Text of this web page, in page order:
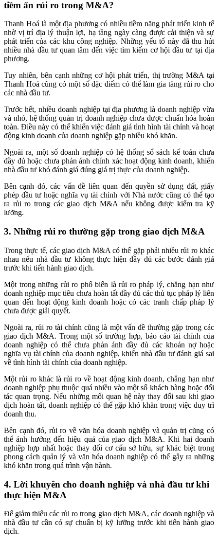
tiềm ẩn rủi ro trong M&A?
Thanh Hoá là một địa phương có nhiều tiềm năng phát triển kinh tế
nhờ vị trí địa lý thuận lợi, hạ tầng ngày càng được cải thiện và sự
phát triển của các khu công nghiệp. Những yếu tố này đã thu hút
nhiều nhà đầu tư quan tâm đến việc tìm kiếm cơ hội đầu tư tại địa
phương.
Tuy nhiên, bên cạnh những cơ hội phát triển, thị trường M&A tại
Thanh Hoá cũng có một số đặc điểm có thể làm gia tăng rủi ro cho
các nhà đầu tư.
Trước hết, nhiều doanh nghiệp tại địa phương là doanh nghiệp vừa
và nhỏ, hệ thống quản trị doanh nghiệp chưa được chuẩn hóa hoàn
toàn. Điều này có thể khiến việc đánh giá tình hình tài chính và hoạt
động kinh doanh của doanh nghiệp gặp nhiều khó khăn.
Ngoài ra, một số doanh nghiệp có hệ thống sổ sách kế toán chưa
đầy đủ hoặc chưa phản ánh chính xác hoạt động kinh doanh, khiến
nhà đầu tư khó đánh giá đúng giá trị thực của doanh nghiệp.
Bên cạnh đó, các vấn đề liên quan đến quyền sử dụng đất, giấy
phép đầu tư hoặc nghĩa vụ tài chính với Nhà nước cũng có thể tạo
ra rủi ro trong các giao dịch M&A nếu không được kiểm tra kỹ
lưỡng.
3. Những rủi ro thường gặp trong giao dịch M&A
Trong thực tế, các giao dịch M&A có thể gặp phải nhiều rủi ro khác
nhau nếu nhà đầu tư không thực hiện đầy đủ các bước đánh giá
trước khi tiến hành giao dịch.
Một trong những rủi ro phổ biến là rủi ro pháp lý, chẳng hạn như
doanh nghiệp mục tiêu chưa hoàn tất đầy đủ các thủ tục pháp lý liên
quan đến hoạt động kinh doanh hoặc có các tranh chấp pháp lý
chưa được giải quyết.
Ngoài ra, rủi ro tài chính cũng là một vấn đề thường gặp trong các
giao dịch M&A. Trong một số trường hợp, báo cáo tài chính của
doanh nghiệp có thể chưa phản ánh đầy đủ các khoản nợ hoặc
nghĩa vụ tài chính của doanh nghiệp, khiến nhà đầu tư đánh giá sai
về tình hình tài chính của doanh nghiệp.
Một rủi ro khác là rủi ro về hoạt động kinh doanh, chẳng hạn như
doanh nghiệp phụ thuộc quá nhiều vào một số khách hàng hoặc đối
tác quan trọng. Nếu những mối quan hệ này thay đổi sau khi giao
dịch hoàn tất, doanh nghiệp có thể gặp khó khăn trong việc duy trì
doanh thu.
Bên cạnh đó, rủi ro về văn hóa doanh nghiệp và quản trị cũng có
thể ảnh hưởng đến hiệu quả của giao dịch M&A. Khi hai doanh
nghiệp hợp nhất hoặc thay đổi cơ cấu sở hữu, sự khác biệt trong
phong cách quản lý và văn hóa doanh nghiệp có thể gây ra những
khó khăn trong quá trình vận hành.
4. Lời khuyên cho doanh nghiệp và nhà đầu tư khi
thực hiện M&A
Để giảm thiểu các rủi ro trong giao dịch M&A, các doanh nghiệp và
nhà đầu tư cần có sự chuẩn bị kỹ lưỡng trước khi tiến hành giao
dịch.